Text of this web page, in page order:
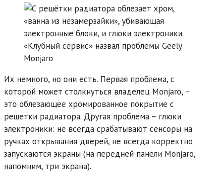
Их немного, но они есть. Первая проблема, с
которой может столкнуться владелец Monjaro, –
это облезающее хромированное покрытие с
решетки радиатора. Другая проблема – глюки
электроники: не всегда срабатывают сенсоры на
ручках открывания дверей, не всегда корректно
запускаются экраны (на передней панели Monjaro,
напомним, три экрана).